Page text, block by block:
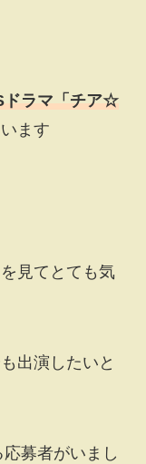
ドラマ「チア☆
ます
見てとても気
出演したいと
募者がいまし